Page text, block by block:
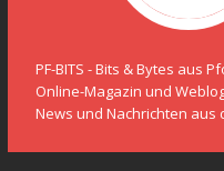
PF-BITS - Bits & Bytes aus
Online-Magazin und
News und Nachrichten aus